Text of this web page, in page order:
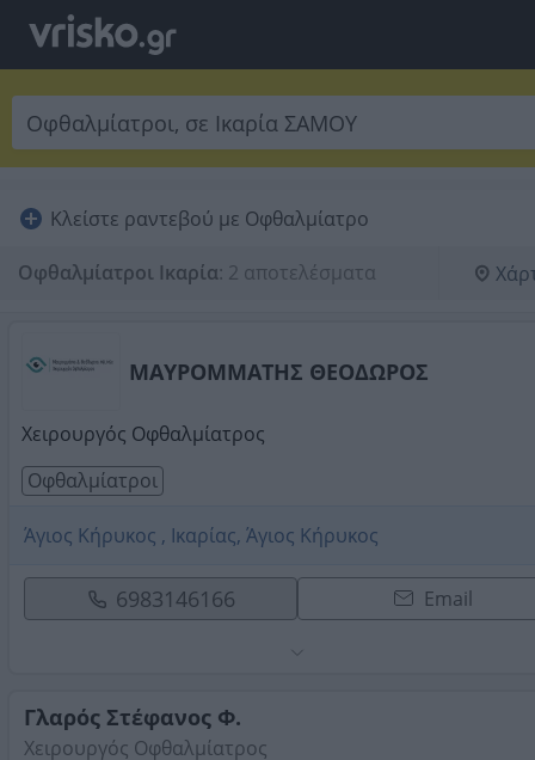
Κλείστε ραντεβού με Οφθαλμίατρο
Οφθαλμίατροι Ικαρία: 2 αποτελέσματα
ΜΑΥΡΟΜΜΑΤΗΣ ΘΕΟΔΩΡΟΣ
Χειρουργός Οφθαλμίατρος
Οφθαλμίατροι
Άγιος Κήρυκος , Ικαρίας, Άγιος Κήρυκος
6983146166 Email
Γλαρός Στέφανος Φ.
Χειρουργός Οφθαλμίατρος